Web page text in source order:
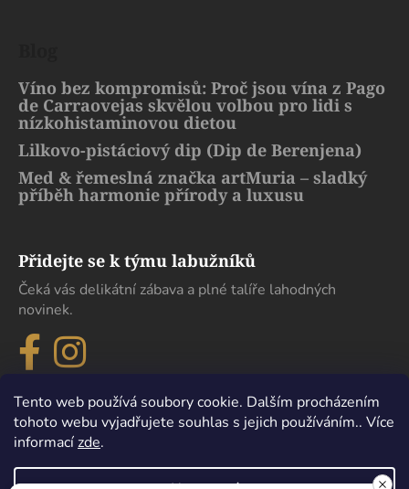
Tento web používá soubory cookie. Dalším procházením
tohoto webu vyjadřujete souhlas s jejich používáním.. Více
informacízde.
Víno bez kompromisů: Proč jsou vína z Pago
de Carraovejas skvělou volbou pro lidi s
nízkohistaminovou dietou
Lilkovo-pistáciový dip (Dip de Berenjena)
Med & řemeslná značka artMuria – sladký
příběh harmonie přírody a luxusu
Přidejte se k týmu labužníků
Čeká vás delikátní zábava a plné talíře lahodných
novinek.